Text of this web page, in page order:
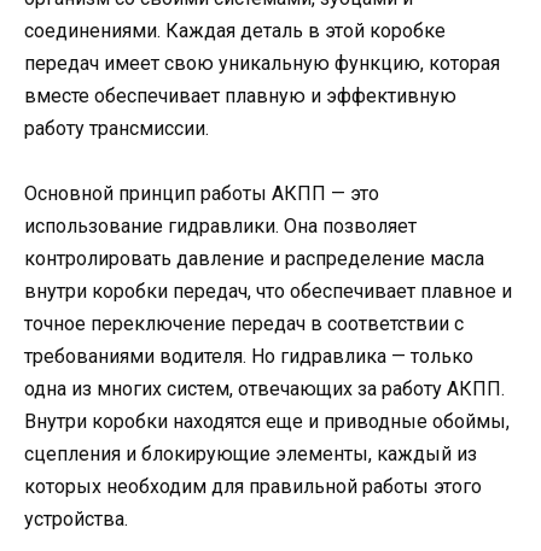
соединениями. Каждая деталь в этой коробке
передач имеет свою уникальную функцию, которая
вместе обеспечивает плавную и эффективную
работу трансмиссии.
Основной принцип работы АКПП — это
использование гидравлики. Она позволяет
контролировать давление и распределение масла
внутри коробки передач, что обеспечивает плавное и
точное переключение передач в соответствии с
требованиями водителя. Но гидравлика — только
одна из многих систем, отвечающих за работу АКПП.
Внутри коробки находятся еще и приводные обоймы,
сцепления и блокирующие элементы, каждый из
которых необходим для правильной работы этого
устройства.